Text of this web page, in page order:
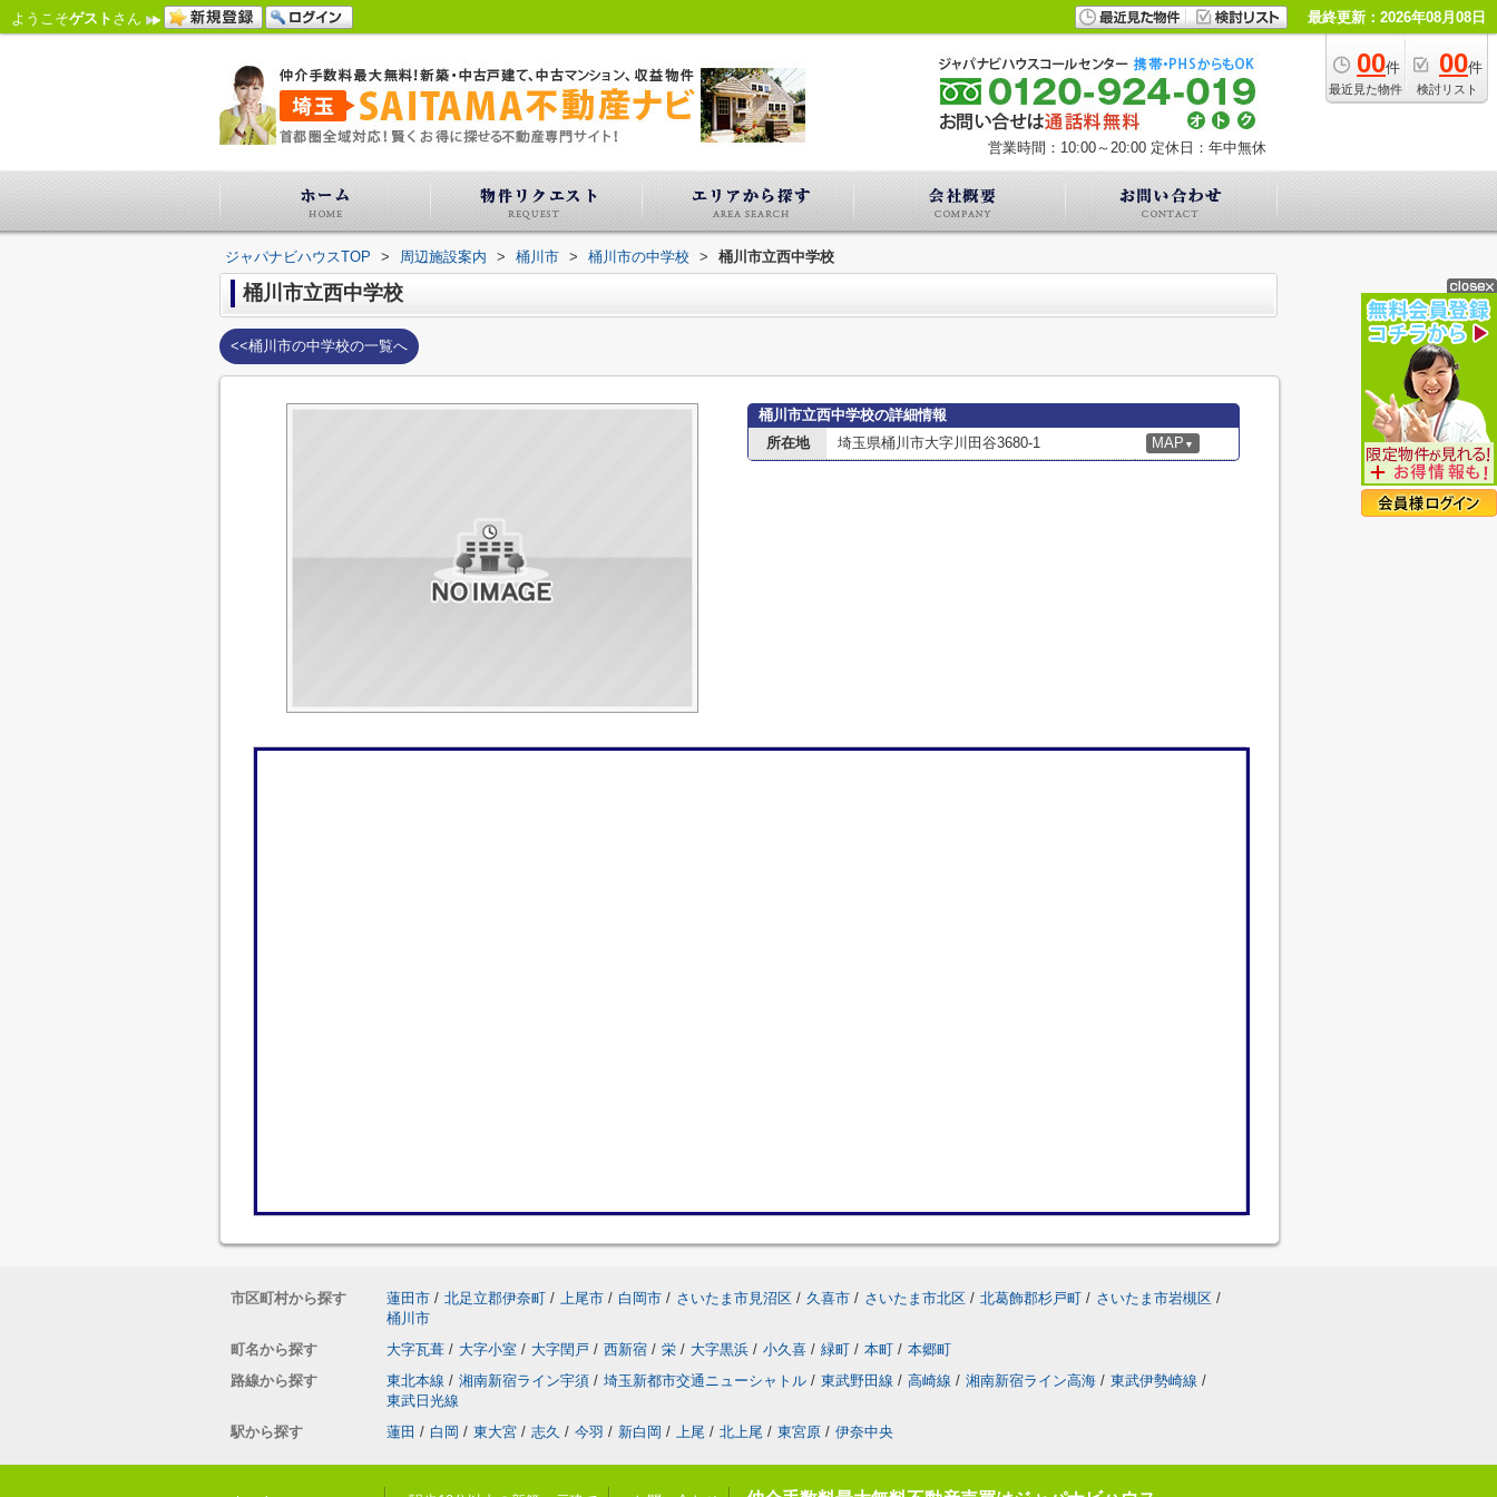
ようこそゲスト さん 最終更新：2026年08月08日
00件
最近見た物件
00件
検討リスト
営業時間：10:00～20:00 定休日：年中無休
ジャパナビハウスTOP > 周辺施設案内 > 桶川市 > 桶川市の中学校 > 桶川市立西中学校
桶川市立西中学校
<<桶川市の中学校の一覧へ
桶川市立西中学校の詳細情報
所在地
埼玉県桶川市大字川田谷3680-1 MAP ▼
市区町村から探す 蓮田市 / 北足立郡伊奈町 / 上尾市 / 白岡市 / さいたま市見沼区 / 久喜市 / さいたま市北区 / 北葛飾郡杉戸町 / さいたま市岩槻区 /
桶川市
町名から探す
大字瓦葺 / 大字小室 / 大字閏戸 / 西新宿 / 栄 / 大字黒浜 / 小久喜 / 緑町 / 本町 / 本郷町
路線から探す
東北本線 / 湘南新宿ライン宇須 / 埼玉新都市交通ニューシャトル / 東武野田線 / 高崎線 / 湘南新宿ライン高海 / 東武伊勢崎線 /
東武日光線
駅から探す
蓮田 / 白岡 / 東大宮 / 志久 / 今羽 / 新白岡 / 上尾 / 北上尾 / 東宮原 / 伊奈中央